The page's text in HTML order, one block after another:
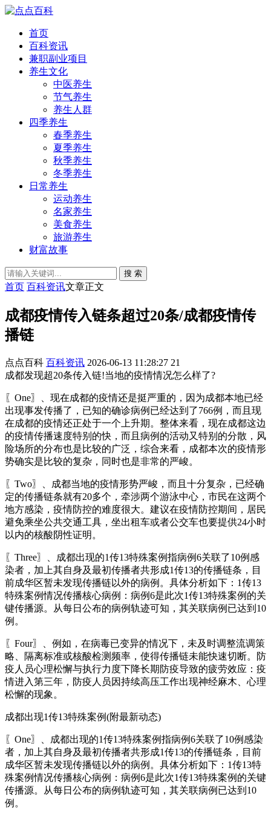
首页
百科资讯
兼职副业项目
养生文化
中医养生
节气养生
养生人群
四季养生
春季养生
夏季养生
秋季养生
冬季养生
日常养生
运动养生
名家养生
美食养生
旅游养生
财富故事
搜 索
首页 百科资讯文章正文
成都疫情传入链条超过20条/成都疫情传
播链
点点百科 百科资讯 2026-06-13 11:28:27 21
成都发现超20条传入链!当地的疫情情况怎么样了?
〖One〗、现在成都的疫情还是挺严重的，因为成都本地已经
出现事发传播了，已知的确诊病例已经达到了766例，而且现
在成都的疫情还正处于一个上升期。整体来看，现在成都这边
的疫情传播速度特别的快，而且病例的活动又特别的分散，风
险场所的分布也是比较的广泛，综合来看，成都本次的疫情形
势确实是比较的复杂，同时也是非常的严峻。
〖Two〗、成都当地的疫情形势严峻，而且十分复杂，已经确
定的传播链条就有20多个，牵涉两个游泳中心，市民在这两个
地方感染，疫情防控的难度很大。建议在疫情防控期间，居民
避免乘坐公共交通工具，坐出租车或者公交车也要提供24小时
以内的核酸阴性证明。
〖Three〗、成都出现的1传13特殊案例指病例6关联了10例感
染者，加上其自身及最初传播者共形成1传13的传播链条，目
前成华区暂未发现传播链以外的病例。具体分析如下：1传13
特殊案例情况传播核心病例：病例6是此次1传13特殊案例的关
键传播源。从每日公布的病例轨迹可知，其关联病例已达到10
例。
〖Four〗、例如，在病毒已变异的情况下，未及时调整流调策
略、隔离标准或核酸检测频率，使得传播链未能快速切断。防
疫人员心理松懈与执行力度下降长期防疫导致的疲劳效应：疫
情进入第三年，防疫人员因持续高压工作出现神经麻木、心理
松懈的现象。
成都出现1传13特殊案例(附最新动态)
〖One〗、成都出现的1传13特殊案例指病例6关联了10例感染
者，加上其自身及最初传播者共形成1传13的传播链条，目前
成华区暂未发现传播链以外的病例。具体分析如下：1传13特
殊案例情况传播核心病例：病例6是此次1传13特殊案例的关键
传播源。从每日公布的病例轨迹可知，其关联病例已达到10
例。